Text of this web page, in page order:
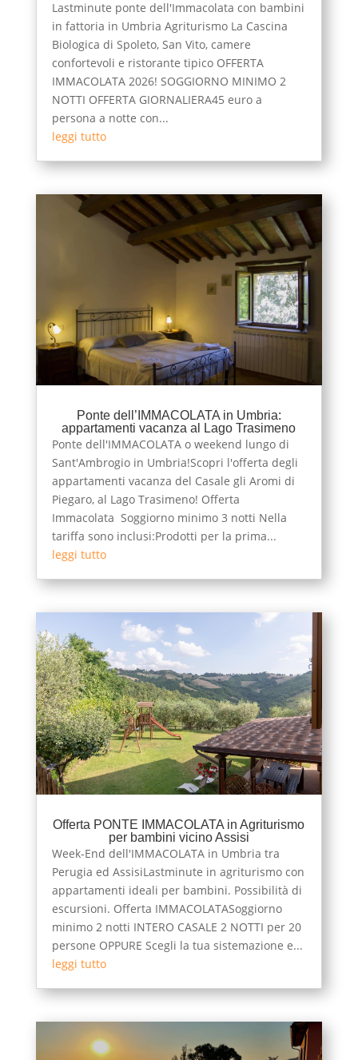
Lastminute ponte dell'Immacolata con bambini
in fattoria in Umbria Agriturismo La Cascina
Biologica di Spoleto, San Vito, camere
confortevoli e ristorante tipico OFFERTA
IMMACOLATA 2026! SOGGIORNO MINIMO 2
NOTTI OFFERTA GIORNALIERA45 euro a
persona a notte con...
leggi tutto
Ponte dell’IMMACOLATA in Umbria:
appartamenti vacanza al Lago Trasimeno
Ponte dell'IMMACOLATA o weekend lungo di
Sant'Ambrogio in Umbria!Scopri l'offerta degli
appartamenti vacanza del Casale gli Aromi di
Piegaro, al Lago Trasimeno! Offerta
Immacolata Soggiorno minimo 3 notti Nella
tariffa sono inclusi:Prodotti per la prima...
leggi tutto
Offerta PONTE IMMACOLATA in Agriturismo
per bambini vicino Assisi
Week-End dell'IMMACOLATA in Umbria tra
Perugia ed AssisiLastminute in agriturismo con
appartamenti ideali per bambini. Possibilità di
escursioni. Offerta IMMACOLATASoggiorno
minimo 2 notti INTERO CASALE 2 NOTTI per 20
persone OPPURE Scegli la tua sistemazione e...
leggi tutto